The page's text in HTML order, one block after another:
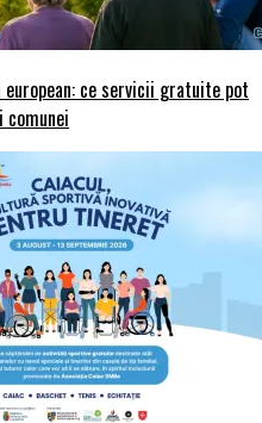
ce servicii gratuite pot